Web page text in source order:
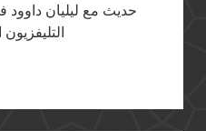
حديث مع ليليان
التليفزيون